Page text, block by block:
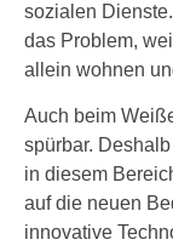
sozialen
das Problem,
allein wohnen
Auch beim
spürbar.
in diesem
auf die neuen
innovative